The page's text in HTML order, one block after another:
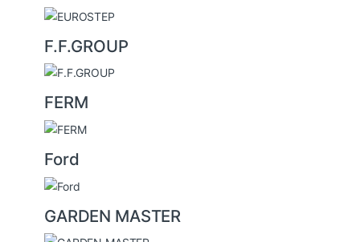
F.F.GROUP
FERM
Ford
GARDEN MASTER